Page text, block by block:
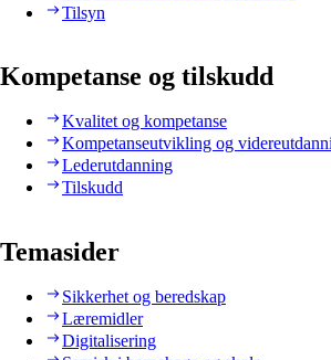
Tilsyn
Kompetanse og tilskudd
Kvalitet og kompetanse
Kompetanseutvikling og
Lederutdanning
Tilskudd
Temasider
Sikkerhet og beredskap
Læremidler
Digitalisering